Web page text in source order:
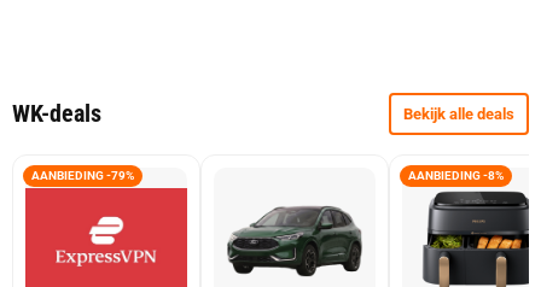
WK-deals Bekijk alle deals
AANBIEDING -79% AANBIEDING -8%